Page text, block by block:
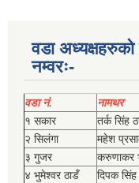
वडा अध्यक्षहरुको
नम्वरः-
वडा नं. नामथर
१ सकार
तर्क सिंह
२ सिलंगा
महेश
३ गुजर
करुणाकर
४ भुमेश्‍वर ठाडँ
दिपक सिंह